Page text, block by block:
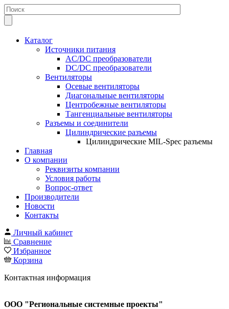
Каталог
Источники питания
AC/DC преобразователи
DC/DC преобразователи
Вентиляторы
Осевые вентиляторы
Диагональные вентиляторы
Центробежные вентиляторы
Тангенциальные вентиляторы
Разъемы и соединители
Цилиндрические разъемы
Цилиндрические MIL-Spec разъемы
Главная
О компании
Реквизиты компании
Условия работы
Вопрос-ответ
Производители
Новости
Контакты
Личный кабинет
Сравнение
Избранное
Корзина
Контактная информация
ООО "Региональные системные проекты"